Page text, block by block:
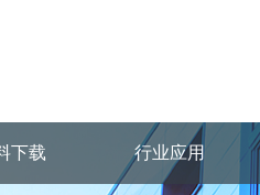
下载 行业应用